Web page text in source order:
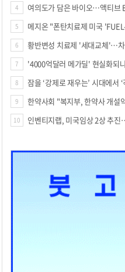
4
5
6
7
8
9
10